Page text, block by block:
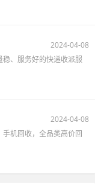
2024-04-08
、服务好的快递收派服
2024-04-08
机回收，全品类高价回